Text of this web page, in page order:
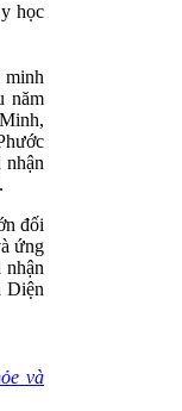
học
minh
năm
nhận
đối
ứng
nhận
Diện
và